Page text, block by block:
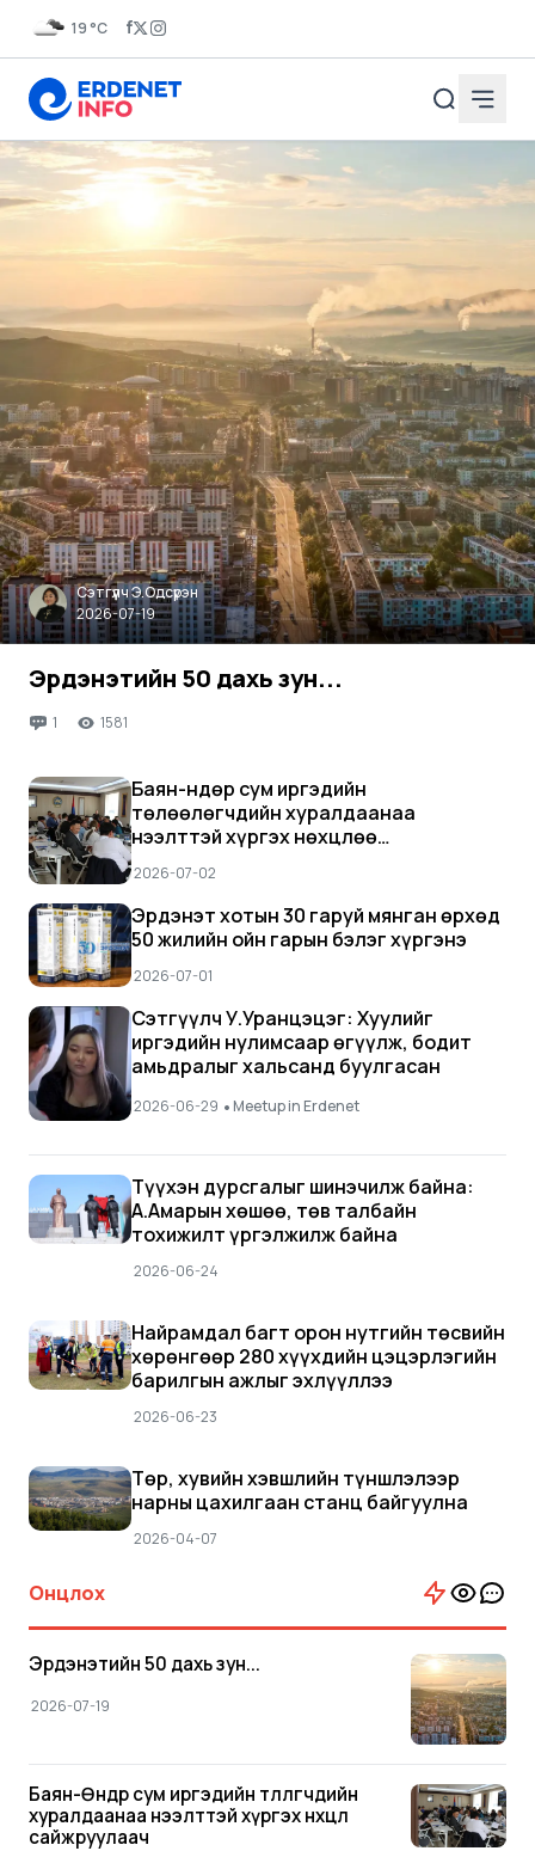
19 °C
Сэтгүүлч Э.Одсүрэн
2026-07-19
Эрдэнэтийн 50 дахь зун...
1 1581
Баян-Өндөр сум иргэдийн
төлөөлөгчдийн хуралдаанаа
нээлттэй хүргэх нөхцлөө
2026-07-02
Эрдэнэт хотын 30 гаруй мянган өрхөд
50 жилийн ойн гарын бэлэг хүргэнэ
2026-07-01
Сэтгүүлч У.Уранцэцэг: Хуулийг
иргэдийн нулимсаар өгүүлж, бодит
амьдралыг хальсанд буулгасан
2026-06-29 • Meetup in Erdenet
Түүхэн дурсгалыг шинэчилж байна:
А.Амарын хөшөө, төв талбайн
тохижилт үргэлжилж байна
2026-06-24
Найрамдал багт орон нутгийн төсвийн
хөрөнгөөр 280 хүүхдийн цэцэрлэгийн
барилгын ажлыг эхлүүллээ
2026-06-23
Төр, хувийн хэвшлийн түншлэлээр
нарны цахилгаан станц байгуулна
2026-04-07
Онцлох
Эрдэнэтийн 50 дахь зун...
2026-07-19
Баян-Өндөр сум иргэдийн төлөөлөгчдийн
хуралдаанаа нээлттэй хүргэх нөхцлөө
сайжруулаач